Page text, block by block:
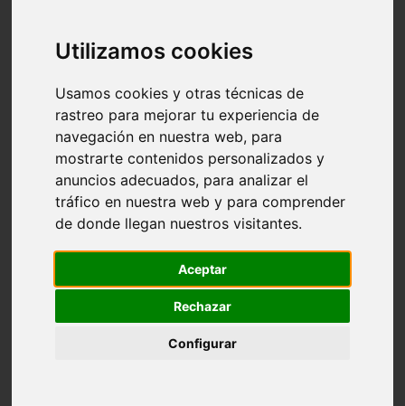
Utilizamos cookies
Usamos cookies y otras técnicas de
rastreo para mejorar tu experiencia de
navegación en nuestra web, para
mostrarte contenidos personalizados y
anuncios adecuados, para analizar el
tráfico en nuestra web y para comprender
de donde llegan nuestros visitantes.
Aceptar
Rechazar
Configurar
Cantabria - suances
Sevilla - bormujos
Málaga - júzcar
Huesca - alquézar
Huesca - castejón-de-sos
Lleida - alt-àneu
Córdoba - almedinilla
Navarra - zangoza
Cantabria - arenas-de-iguña
Barcelona - la-pobla-de-lillet
Murcia - cartagena
Madrid - nuevo-baztán